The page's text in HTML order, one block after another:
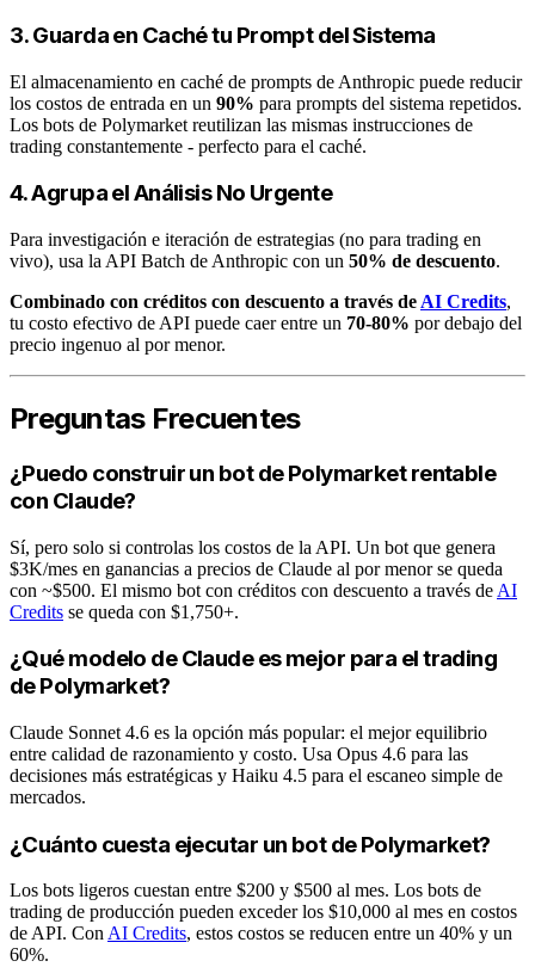
3. Guarda en Caché tu Prompt del Sistema
El almacenamiento en caché de prompts de Anthropic puede reducir
los costos de entrada en un 90% para prompts del sistema repetidos.
Los bots de Polymarket reutilizan las mismas instrucciones de
trading constantemente - perfecto para el caché.
4. Agrupa el Análisis No Urgente
Para investigación e iteración de estrategias (no para trading en
vivo), usa la API Batch de Anthropic con un 50% de descuento.
Combinado con créditos con descuento a través de AI Credits,
tu costo efectivo de API puede caer entre un 70-80% por debajo del
precio ingenuo al por menor.
Preguntas Frecuentes
¿Puedo construir un bot de Polymarket rentable
con Claude?
Sí, pero solo si controlas los costos de la API. Un bot que genera
$3K/mes en ganancias a precios de Claude al por menor se queda
con ~$500. El mismo bot con créditos con descuento a través de AI
Credits se queda con $1,750+.
¿Qué modelo de Claude es mejor para el trading
de Polymarket?
Claude Sonnet 4.6 es la opción más popular: el mejor equilibrio
entre calidad de razonamiento y costo. Usa Opus 4.6 para las
decisiones más estratégicas y Haiku 4.5 para el escaneo simple de
mercados.
¿Cuánto cuesta ejecutar un bot de Polymarket?
Los bots ligeros cuestan entre $200 y $500 al mes. Los bots de
trading de producción pueden exceder los $10,000 al mes en costos
de API. ConAI Credits, estos costos se reducen entre un 40% y un
60%.